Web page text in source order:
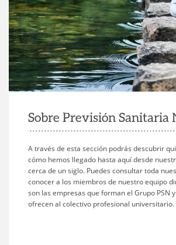
Sobre Previsión Sanitaria
A través de esta sección podrás descubrir
cómo hemos llegado hasta aquí desde
cerca de un siglo. Puedes consultar toda
conocer a los miembros de nuestro equipo
son las empresas que forman el Grupo PSN
ofrecen al colectivo profesional universitario.